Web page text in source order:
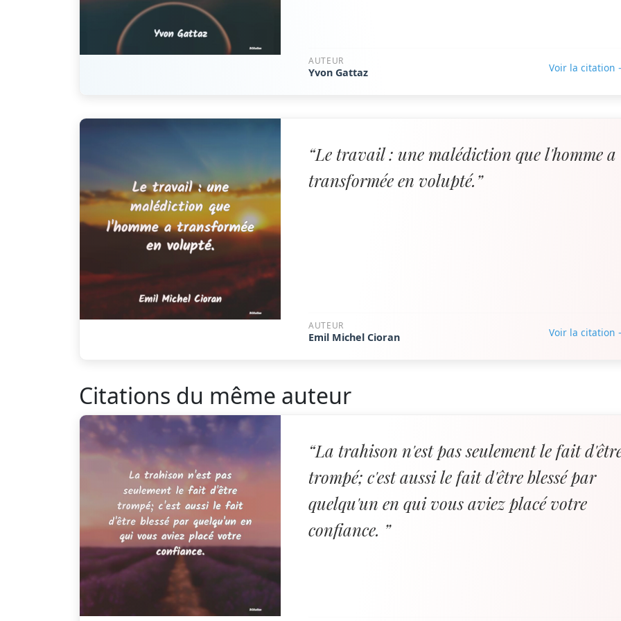
AUTEUR
Yvon Gattaz Voir la citation
“Le travail : une malédiction que l'homme a
transformée en volupté.”
AUTEUR
Emil Michel Cioran Voir la citation
Citations du même auteur
“La trahison n'est pas seulement le fait
trompé; c'est aussi le fait d'être blessé par
quelqu'un en qui vous aviez placé votre
confiance. ”